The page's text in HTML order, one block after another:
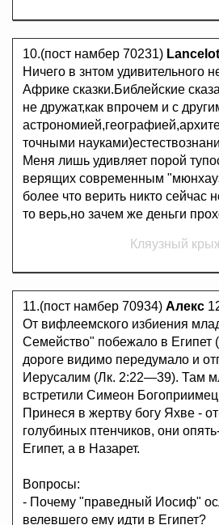
10.(пост намбер 70231) Lancelot
Ничего в знтом удивительного
Африке сказки.Библейские
не дружат,как впрочем и с
точными
Меня лишь удивляет порой
верящих современным
более что верить никто сейчас
то верь,но зачем же деньги
Кляузный
11.(пост намбер 70934) Алекс
От вифлеемского избиения
Семейство" побежало в Египет
дороге видимо передумало и
Иерусалим (Лк. 2:22—39). Там
встретили Симеон
Принеся в жертву богу Яхве -
голубиных птенчиков, они
Египет, а в Назарет.
Вопросы:
- Почему "праведный Иосиф"
велевшего ему идти в Египет?